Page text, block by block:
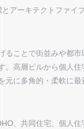
アーキテクトファイ
ることで街並みや都市
。高層ビルから個人住
元に多角的・柔軟に最
、共同住宅、個人住